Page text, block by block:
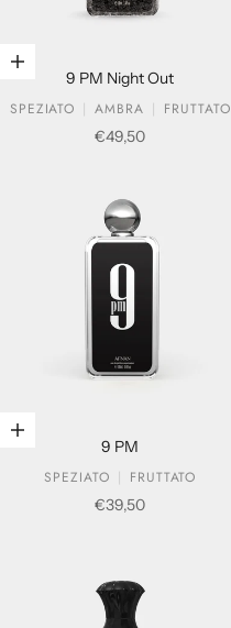
Aggiungi al carrello
9 PM Night Out
SPEZIATO
AMBRA
FRUTTATO
Prezzo scontato
€49,50
Aggiungi al carrello
9 PM
SPEZIATO
FRUTTATO
Prezzo scontato
€39,50